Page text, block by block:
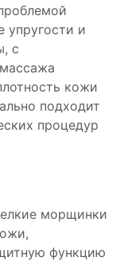
упругости и
с
кожи
подходит
процедур
морщинки
функцию